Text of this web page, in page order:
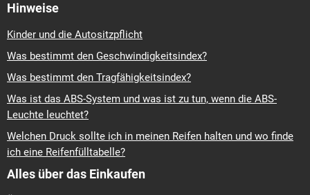
Hinweise
Kinder und die Autositzpflicht
Was bestimmt den Geschwindigkeitsindex?
Was bestimmt den Tragfähigkeitsindex?
Was ist das ABS-System und was ist zu tun, wenn die ABS-
Leuchte leuchtet?
Welchen Druck sollte ich in meinen Reifen halten und wo finde
ich eine Reifenfülltabelle?
Alles über das Einkaufen